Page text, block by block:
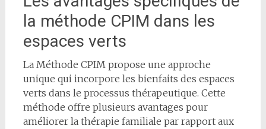
la méthode CPIM dans les
espaces verts
La Méthode CPIM propose une approche
unique qui incorpore les bienfaits des espaces
verts dans le processus thérapeutique. Cette
méthode offre plusieurs avantages pour
améliorer la thérapie familiale par rapport aux